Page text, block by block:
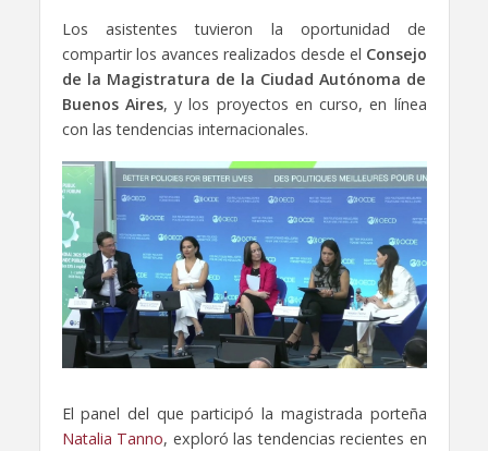
Los asistentes tuvieron la oportunidad de
compartir los avances realizados desde el Consejo
de la Magistratura de la Ciudad Autónoma de
Buenos Aires, y los proyectos en curso, en línea
con las tendencias internacionales.
El panel del que participó la magistrada porteña
Natalia Tanno, exploró las tendencias recientes en